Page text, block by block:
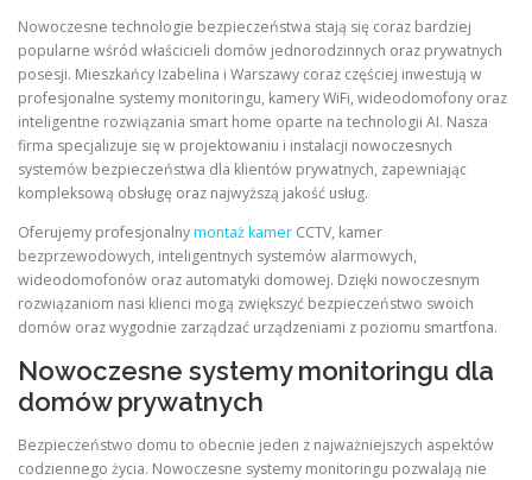
Nowoczesne technologie bezpieczeństwa stają się coraz bardziej
popularne wśród właścicieli domów jednorodzinnych oraz prywatnych
posesji. Mieszkańcy Izabelina i Warszawy coraz częściej inwestują w
profesjonalne systemy monitoringu, kamery WiFi, wideodomofony oraz
inteligentne rozwiązania smart home oparte na technologii AI. Nasza
firma specjalizuje się w projektowaniu i instalacji nowoczesnych
systemów bezpieczeństwa dla klientów prywatnych, zapewniając
kompleksową obsługę oraz najwyższą jakość usług.
Oferujemy profesjonalnymontaż kamer CCTV, kamer
bezprzewodowych, inteligentnych systemów alarmowych,
wideodomofonów oraz automatyki domowej. Dzięki nowoczesnym
rozwiązaniom nasi klienci mogą zwiększyć bezpieczeństwo swoich
domów oraz wygodnie zarządzać urządzeniami z poziomu smartfona.
Nowoczesne systemy monitoringu dla
domów prywatnych
Bezpieczeństwo domu to obecnie jeden z najważniejszych aspektów
codziennego życia. Nowoczesne systemy monitoringu pozwalają nie